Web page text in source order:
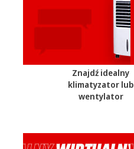
Znajdź idealny
klimatyzator lub
wentylator